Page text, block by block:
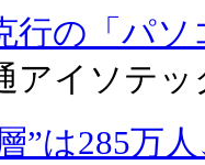
行の「パ
アイソテ
”は285万